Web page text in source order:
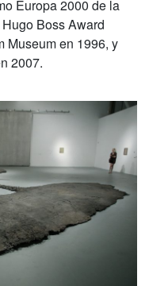
Europa 2000 de la
Boss Award
Museum en 1996, y
2007.